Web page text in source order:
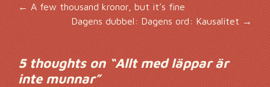
Inläggsnavigering
←A few thousand kronor, but it’s fine
Dagens dubbel: Dagens ord: Kausalitet→
5 thoughts on “Allt med läppar är
inte munnar”